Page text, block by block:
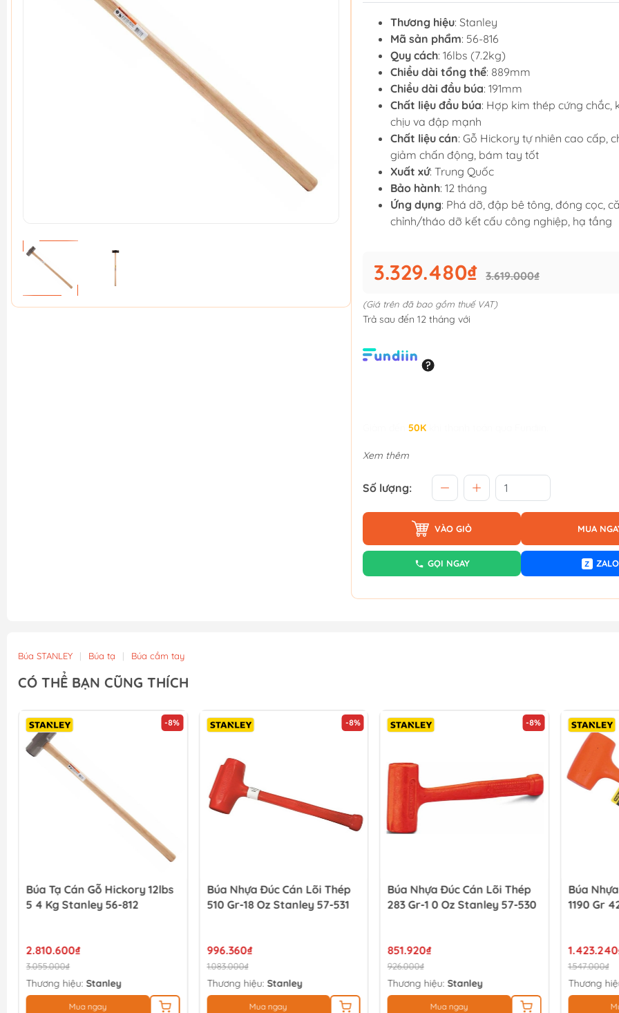
Thương hiệu: Stanley
Mã sản phẩm: 56-816
Quy cách: 16lbs (7.2kg)
Chiều dài tổng thể: 889mm
Chiều dài đầu búa: 191mm
Chất liệu đầu búa: Hợp kim thép cứng chắc,
chịu va đập mạnh
Chất liệu cán: Gỗ Hickory tự nhiên cao cấp,
giảm chấn động, bám tay tốt
Xuất xứ: Trung Quốc
Bảo hành: 12 tháng
Ứng dụng: Phá dỡ, đập bê tông, đóng cọc,
chỉnh/tháo dỡ kết cấu công nghiệp, hạ tầng
3.329.480₫ 3.619.000₫
(Giá trên đã bao gồm thuế VAT)
Trả sau đến 12 tháng với
50K
Xem thêm
Số lượng:
VÀO GIỎ MUA
GỌI NGAY Z ZALO
Búa STANLEY | Búa tạ | Búa cầm tay
CÓ THỂ BẠN CŨNG THÍCH
-8%
Búa Tạ Cán Gỗ Hickory 12lbs
5 4 Kg Stanley 56-812
2.810.600₫
3.055.000₫
Thương hiệu: Stanley
Mua ngay
-8%
Búa Nhựa Đúc Cán Lõi Thép
510 Gr-18 Oz Stanley 57-531
996.360₫
1.083.000₫
Thương hiệu: Stanley
Mua ngay
-8%
Búa Nhựa Đúc Cán Lõi Thép
283 Gr-1 0 Oz Stanley 57-530
851.920₫
926.000₫
Thương hiệu: Stanley
Mua ngay
Búa
1190 Gr
1.547.000₫
Thương